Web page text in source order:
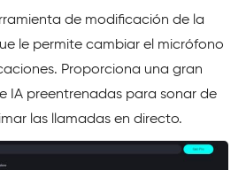
de modificación de la
le permite cambiar el micrófono
Proporciona una gran
IA preentrenadas para sonar de
las llamadas en directo.